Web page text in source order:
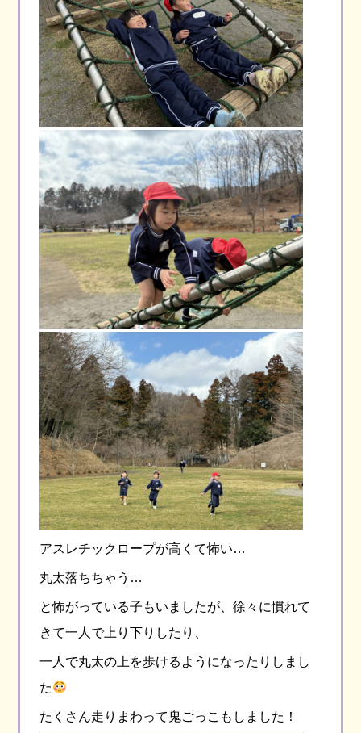
アスレチックロープが高くて怖い…
丸太落ちちゃう…
と怖がっている子もいましたが、徐々に慣れて
きて一人で上り下りしたり、
一人で丸太の上を歩けるようになったりしまし
た
たくさん走りまわって鬼ごっこもしました！